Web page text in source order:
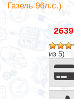
Газель 96л.с.)
из 5)